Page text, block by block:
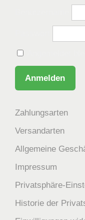
Zahlungsarten
Versandarten
Allgemeine
Impressum
Privatsphäre-
Historie der